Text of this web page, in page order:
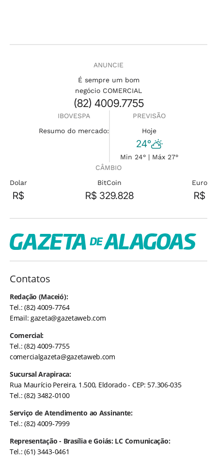
ANUNCIE
É sempre um bom
negócio COMERCIAL
(82) 4009.7755
IBOVESPA
Resumo do mercado:
PREVISÃO
Hoje
24°
Min 24° | Máx 27°
CÂMBIO
Dolar
R$
BitCoin
R$ 329.828
Euro
R$
Contatos
Redação (Maceió):
Tel.: (82) 4009-7764
Email:gazeta@gazetaweb.com
Comercial:
Tel.: (82) 4009-7755
comercialgazeta@gazetaweb.com
Sucursal Arapiraca:
Rua Maurício Pereira, 1.500, Eldorado - CEP: 57.306-035
Tel.: (82) 3482-0100
Serviço de Atendimento ao Assinante:
Tel.: (82) 4009-7999
Representação - Brasília e Goiás: LC Comunicação:
Tel.: (61) 3443-0461